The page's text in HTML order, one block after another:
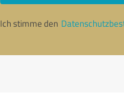
Ich stimme den